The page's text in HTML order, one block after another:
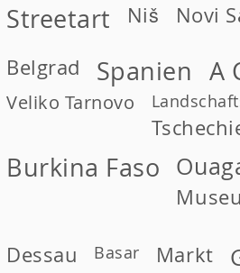
Streetart Niš Novi
Belgrad Spanien A
Veliko Tarnovo
Burkina Faso
Dessau Basar Markt